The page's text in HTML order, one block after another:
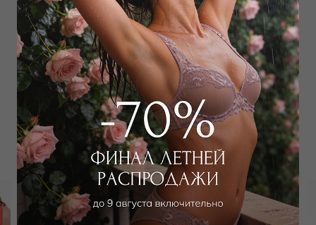
Добавить в избранное
Забронировать в магазине
Вам может подойти